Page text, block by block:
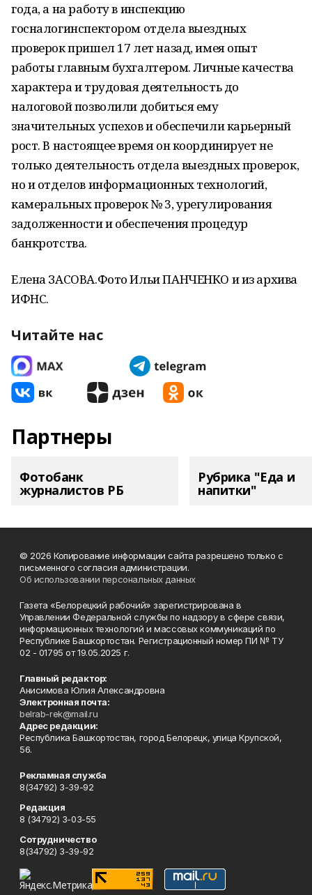
года, а на работу в инспекцию
госналогинспектором отдела выездных
проверок пришел 17 лет назад, имея опыт
работы главным бухгалтером. Личные качества
характера и трудовая деятельность до
налоговой позволили добиться ему
значительных успехов и обеспечили карьерный
рост. В настоящее время он координирует не
только деятельность отдела выездных проверок,
но и отделов информационных технологий,
камеральных проверок № 3, урегулирования
задолженности и обеспечения процедур
банкротства.
Елена ЗАСОВА.Фото Ильи ПАНЧЕНКО и из архива
ИФНС.
Читайте нас
Партнеры
Фотобанк
журналистов РБ
Рубрика "Еда и
напитки"
© 2026 Копирование информации сайта разрешено только с
письменного согласия администрации.
Об использовании персональных данных
Газета «Белорецкий рабочий» зарегистрирована в
Управлении Федеральной службы по надзору в сфере связи,
информационных технологий и массовых коммуникаций по
Республике Башкортостан. Регистрационный номер ПИ № ТУ
02 - 01795 от 19.05.2025 г.
Главный редактор:
Анисимова Юлия Александровна
Электронная почта:
belrab-rek@mail.ru
Адрес редакции:
Республика Башкортостан, город Белорецк, улица Крупской,
56.
Рекламная служба
8(34792) 3-39-92
Редакция
8 (34792) 3-03-55
Сотрудничество
8(34792) 3-39-92